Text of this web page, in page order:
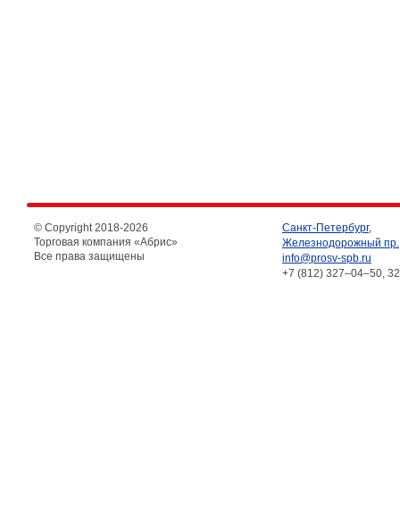
© Copyright 2018-2026
Торговая компания «Абрис»
Все права защищены
Санкт-Петербург,
Железнодорожный
info@prosv-spb.ru
+7 (812) 327–04–50,